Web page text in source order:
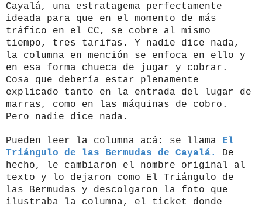
Cayalá, una estratagema perfectamente
ideada para que en el momento de más
tráfico en el CC, se cobre al mismo
tiempo, tres tarifas. Y nadie dice nada,
la columna en mención se enfoca en ello y
en esa forma chueca de jugar y cobrar.
Cosa que debería estar plenamente
explicado tanto en la entrada del lugar de
marras, como en las máquinas de cobro.
Pero nadie dice nada.
Pueden leer la columna acá: se llama
El
Triángulo de las Bermudas de Cayalá.
De
hecho, le cambiaron el nombre original al
texto y lo dejaron como El Triángulo de
las Bermudas y descolgaron la foto que
ilustraba la columna, el ticket donde